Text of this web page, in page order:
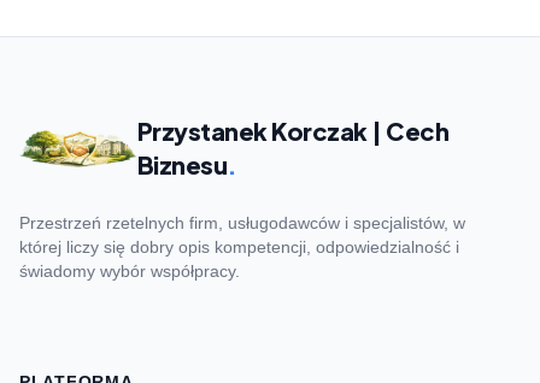
Przystanek Korczak | Cech
Biznesu.
Przestrzeń rzetelnych firm, usługodawców i specjalistów, w
której liczy się dobry opis kompetencji, odpowiedzialność i
świadomy wybór współpracy.